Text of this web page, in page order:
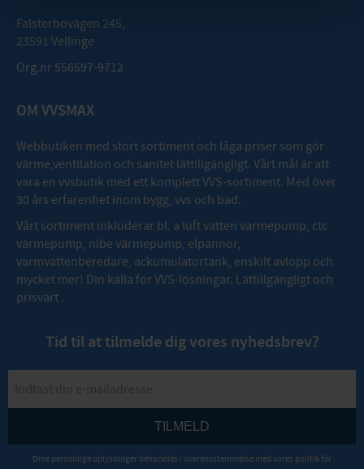
Falsterbovägen 245,
23591 Vellinge
Org.nr 556597-9712
OM VVSMAX
Webbutiken med stort sortiment och låga priser som gör
värme,ventilation och sanitet lättillgängligt. Vårt mål är att
vara en vvsbutik med ett komplett VVS-sortiment. Med över
30 års erfarenhet inom bygg, vvs och bad.
Vårt sortiment inkluderar bl. a luft vatten värmepump, ctc
värmepump, nibe värmepump, elpannor,
varmvattenberedare, ackumulatortank, enskilt avlopp och
mycket mer! Din källa för VVS-lösningar. Lättillgängligt och
prisvärt .
Tid til at tilmelde dig vores nyhedsbrev?
TILMELD
Dine personlige oplysninger behandles i overensstemmelse med vores politik for